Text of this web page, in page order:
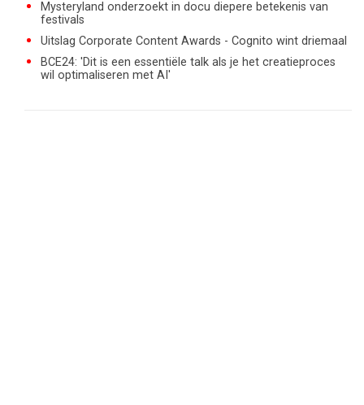
Mysteryland onderzoekt in docu diepere betekenis van
festivals
Uitslag Corporate Content Awards - Cognito wint driemaal
BCE24: 'Dit is een essentiële talk als je het creatieproces
wil optimaliseren met AI'